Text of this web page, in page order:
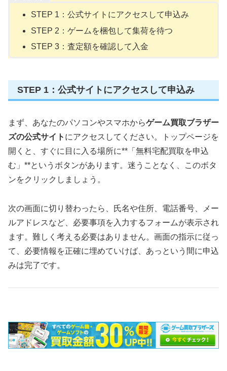
STEP 1：公式サイトにアクセスして申込み
STEP 2：ゲームを梱包して集荷を待つ
STEP 3：査定額を確認して入金
STEP 1：公式サイトにアクセスして申込み
まず、あなたのパソコンやスマホからゲーム買取ブラザー
ズの公式サイト にアクセスしてください。トップページを
開くと、すぐに目に入る場所に**「無料宅配買取を申込
む」**というボタンがあります。迷うことなく、このボタ
ンをクリックしましょう。
次の画面に切り替わったら、氏名や住所、電話番号、メー
ルアドレスなど、必要事項を入力するフォームが表示され
ます。難しく考える必要はありません。画面の指示に従っ
て、必要情報を正確に埋めていけば、あっという間に申込
みは完了です。